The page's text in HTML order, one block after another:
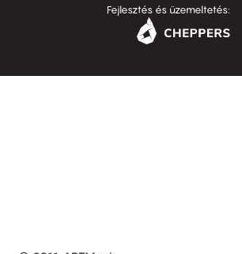
Fejlesztés és üzemeltetés: